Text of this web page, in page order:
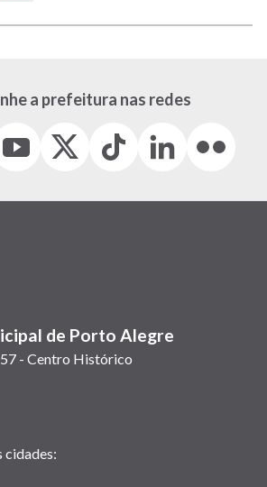
a prefeitura nas redes
(link
(Antigo
(link
Tiktok
(link
em
LinkedIn
(link
em
(link
em
de Porto Alegre
- Centro Histórico
cidades: